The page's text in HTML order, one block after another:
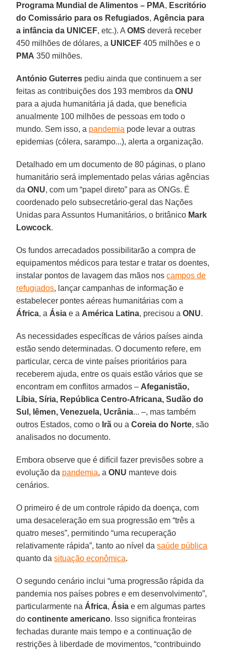
Programa Mundial de Alimentos – PMA, Escritório
do Comissário para os Refugiados, Agência para
a infância da UNICEF, etc.). AOMS deverá receber
450 milhões de dólares, a UNICEF 405 milhões e o
PMA 350 milhões.
António Guterres pediu ainda que continuem a ser
feitas as contribuições dos 193 membros daONU
para a ajuda humanitária já dada, que beneficia
anualmente 100 milhões de pessoas em todo o
mundo. Sem isso, a pandemia pode levar a outras
epidemias (cólera, sarampo...), alerta a organização.
Detalhado em um documento de 80 páginas, o plano
humanitário será implementado pelas várias agências
daONU, com um “papel direto” para as ONGs. É
coordenado pelo subsecretário-geral das Nações
Unidas para Assuntos Humanitários, o britânico Mark
Lowcock.
Os fundos arrecadados possibilitarão a compra de
equipamentos médicos para testar e tratar os doentes,
instalar pontos de lavagem das mãos noscampos de
refugiados, lançar campanhas de informação e
estabelecer pontes aéreas humanitárias com a
África, a Ásia e a América Latina, precisou aONU.
As necessidades específicas de vários países ainda
estão sendo determinadas. O documento refere, em
particular, cerca de vinte países prioritários para
receberem ajuda, entre os quais estão vários que se
encontram em conflitos armados – Afeganistão,
Líbia, Síria, República Centro-Africana, Sudão do
Sul, Iêmen, Venezuela, Ucrânia... –, mas também
outros Estados, como o Irã ou aCoreia do Norte, são
analisados no documento.
Embora observe que é difícil fazer previsões sobre a
evolução da pandemia, aONU manteve dois
cenários.
O primeiro é de um controle rápido da doença, com
uma desaceleração em sua progressão em “três a
quatro meses”, permitindo “uma recuperação
relativamente rápida”, tanto ao nível dasaúde pública
quanto dasituação econômica.
O segundo cenário inclui “uma progressão rápida da
pandemia nos países pobres e em desenvolvimento”,
particularmente na África, Ásia e em algumas partes
docontinente americano. Isso significa fronteiras
fechadas durante mais tempo e a continuação de
restrições à liberdade de movimentos, “contribuindo